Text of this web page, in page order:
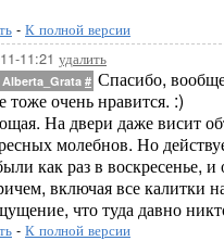
- К полной версии
11:21 удалить
Alberta_Grata # Спасибо,
очень нравится. :)
На двери даже висит
молебнов. Но
как раз в воскресенье, и
включая все калитки
что туда давно
- К полной версии